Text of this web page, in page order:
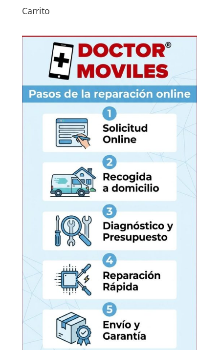
Carrito